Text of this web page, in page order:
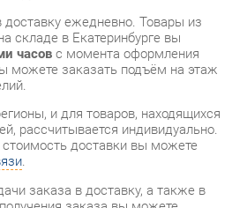
и для товаров, находящихся
рассчитывается индивидуально.
доставки вы можете
заказа в доставку, а также в
заказа вы можете
решение об отказе от покупки.
упаковку, готовые комплекты
транспортировке. Если Вы
товара -бесплатна.